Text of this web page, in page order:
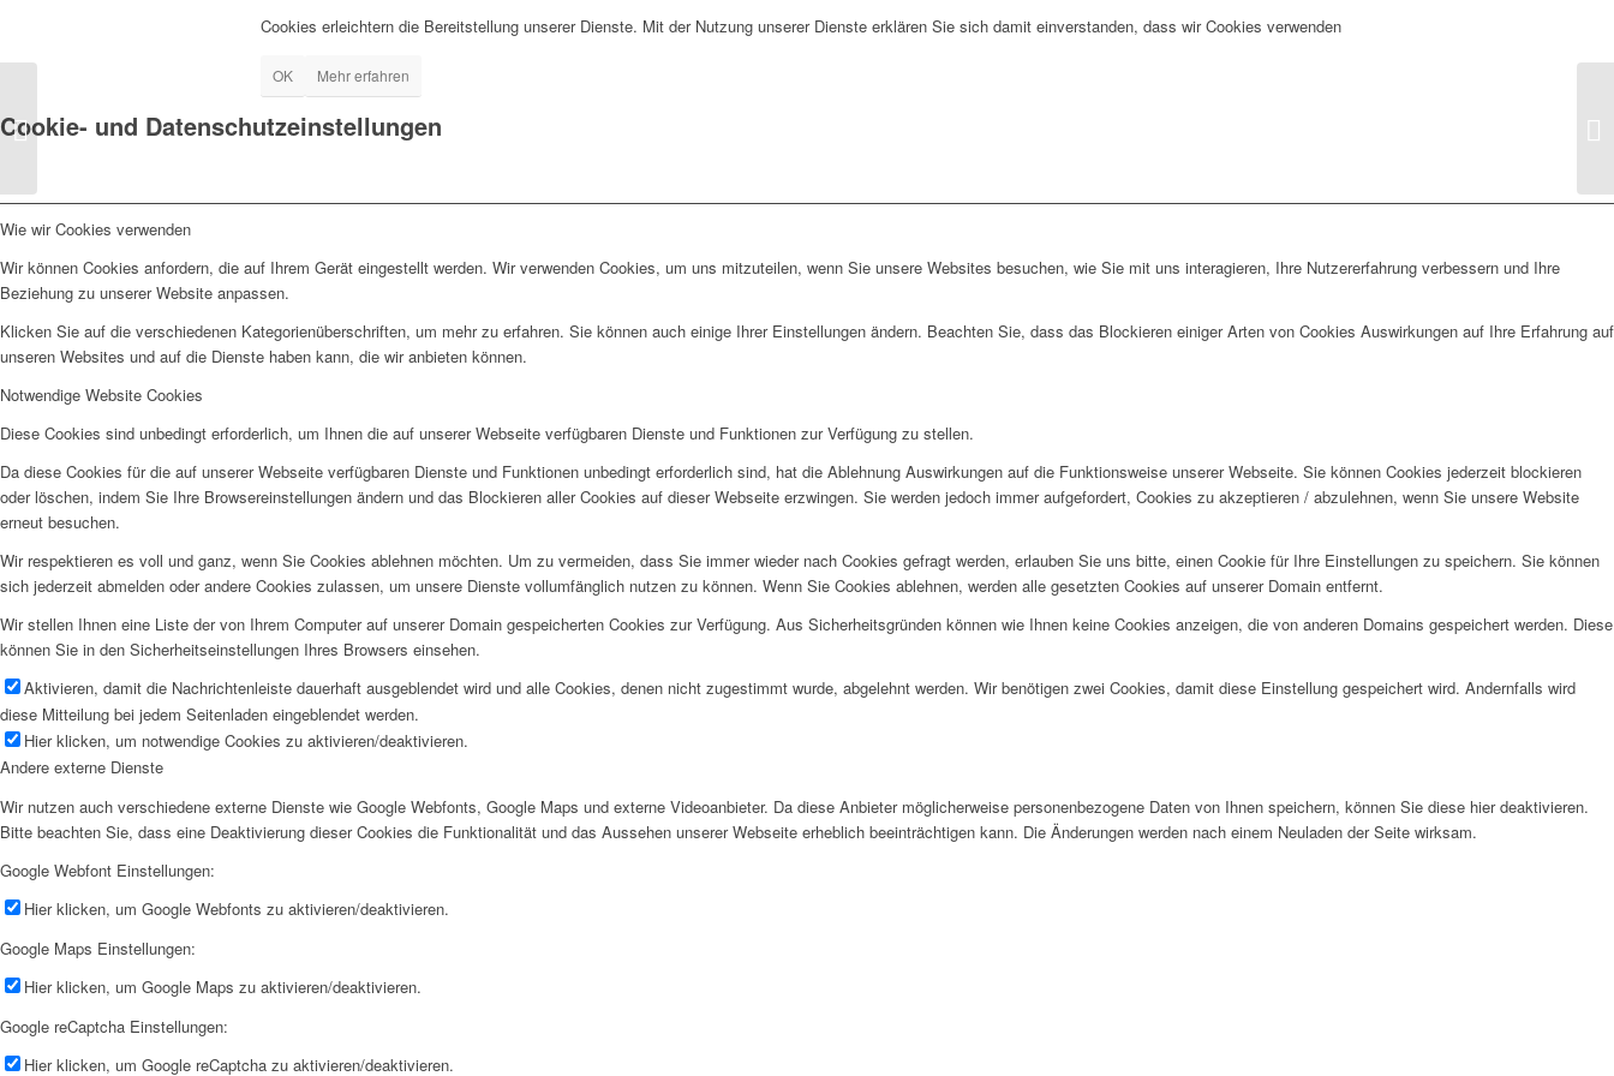
4 Wochen Resilienz: Umsetzung
Cookies erleichtern die Bereitstellung unserer Dienste. Mit der Nutzung unserer Dienste erklären Sie sich damit einverstanden, dass wir Cookies verwenden
OK Mehr erfahren
Cookie- und Datenschutzeinstellungen
Wie wir Cookies verwenden
Wir können Cookies anfordern, die auf Ihrem Gerät eingestellt werden. Wir verwenden Cookies, um uns mitzuteilen, wenn Sie unsere Websites besuchen, wie Sie mit uns interagieren, Ihre Nutzererfahrung verbessern und Ihre
Beziehung zu unserer Website anpassen.
Klicken Sie auf die verschiedenen Kategorienüberschriften, um mehr zu erfahren. Sie können auch einige Ihrer Einstellungen ändern. Beachten Sie, dass das Blockieren einiger Arten von Cookies Auswirkungen auf Ihre Erfahrung auf
unseren Websites und auf die Dienste haben kann, die wir anbieten können.
Notwendige Website Cookies
Diese Cookies sind unbedingt erforderlich, um Ihnen die auf unserer Webseite verfügbaren Dienste und Funktionen zur Verfügung zu stellen.
Da diese Cookies für die auf unserer Webseite verfügbaren Dienste und Funktionen unbedingt erforderlich sind, hat die Ablehnung Auswirkungen auf die Funktionsweise unserer Webseite. Sie können Cookies jederzeit blockieren
oder löschen, indem Sie Ihre Browsereinstellungen ändern und das Blockieren aller Cookies auf dieser Webseite erzwingen. Sie werden jedoch immer aufgefordert, Cookies zu akzeptieren / abzulehnen, wenn Sie unsere Website
erneut besuchen.
Wir respektieren es voll und ganz, wenn Sie Cookies ablehnen möchten. Um zu vermeiden, dass Sie immer wieder nach Cookies gefragt werden, erlauben Sie uns bitte, einen Cookie für Ihre Einstellungen zu speichern. Sie können
sich jederzeit abmelden oder andere Cookies zulassen, um unsere Dienste vollumfänglich nutzen zu können. Wenn Sie Cookies ablehnen, werden alle gesetzten Cookies auf unserer Domain entfernt.
Wir stellen Ihnen eine Liste der von Ihrem Computer auf unserer Domain gespeicherten Cookies zur Verfügung. Aus Sicherheitsgründen können wie Ihnen keine Cookies anzeigen, die von anderen Domains gespeichert werden. Diese
können Sie in den Sicherheitseinstellungen Ihres Browsers einsehen.
Aktivieren, damit die Nachrichtenleiste dauerhaft ausgeblendet wird und alle Cookies, denen nicht zugestimmt wurde, abgelehnt werden. Wir benötigen zwei Cookies, damit diese Einstellung gespeichert wird. Andernfalls wird
diese Mitteilung bei jedem Seitenladen eingeblendet werden.
Hier klicken, um notwendige Cookies zu aktivieren/deaktivieren.
Andere externe Dienste
Wir nutzen auch verschiedene externe Dienste wie Google Webfonts, Google Maps und externe Videoanbieter. Da diese Anbieter möglicherweise personenbezogene Daten von Ihnen speichern, können Sie diese hier deaktivieren.
Bitte beachten Sie, dass eine Deaktivierung dieser Cookies die Funktionalität und das Aussehen unserer Webseite erheblich beeinträchtigen kann. Die Änderungen werden nach einem Neuladen der Seite wirksam.
Google Webfont Einstellungen:
Hier klicken, um Google Webfonts zu aktivieren/deaktivieren.
Google Maps Einstellungen:
Hier klicken, um Google Maps zu aktivieren/deaktivieren.
Google reCaptcha Einstellungen:
Hier klicken, um Google reCaptcha zu aktivieren/deaktivieren.